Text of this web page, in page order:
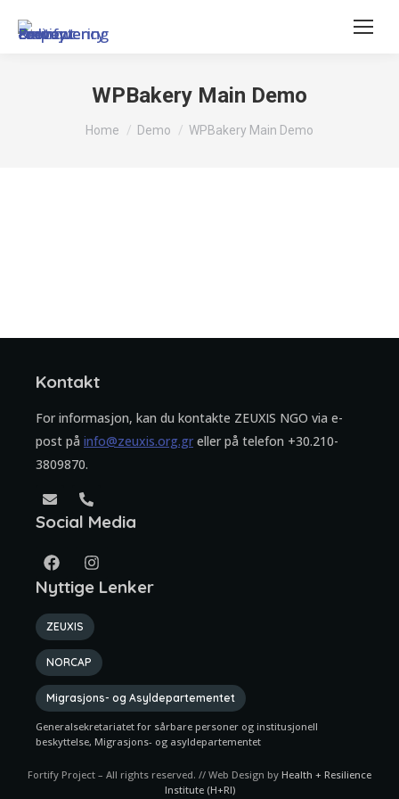
WPBakery Main Demo
You are here:
Home Demo WPBakery Main Demo
Kontakt
For informasjon, kan du kontakte ZEUXIS NGO via e-
post på info@zeuxis.org.gr eller på telefon +30.210-
3809870.
Social Media
Nyttige Lenker
ZEUXIS
NORCAP
Migrasjons- og Asyldepartementet
Generalsekretariatet for sårbare personer og institusjonell
beskyttelse, Migrasjons- og asyldepartementet
Fortify Project – All rights reserved. // Web Design by Health + Resilience
Institute (H+RI)